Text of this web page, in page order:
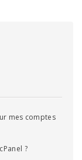
mes comptes
?